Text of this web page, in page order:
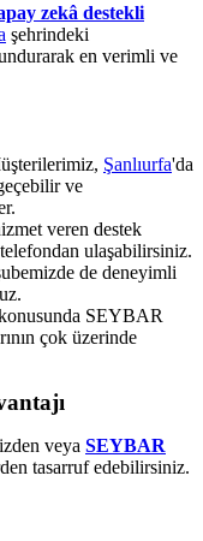
zekâ destekli
şehrindeki
en verimli ve
Şanlıurfa'da
ve
veren destek
ulaşabilirsiniz.
de deneyimli
SEYBAR
çok üzerinde
veya SEYBAR
tasarruf edebilirsiniz.